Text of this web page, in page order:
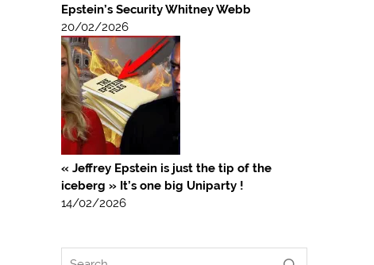
Epstein’s Security Whitney Webb
20/02/2026
« Jeffrey Epstein is just the tip of the
iceberg » It’s one big Uniparty !
14/02/2026